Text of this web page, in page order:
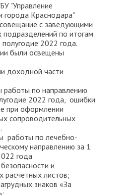
"Управление
города Краснодара"
с заведующими
подразделений по итогам
2022 года.
были освещены
доходной части
работы по направлению
2022 года, ошибки
при оформлении
сопроводительных
работы по лечебно-
направлению за 1
года
и
расчетных листов;
знаков «За